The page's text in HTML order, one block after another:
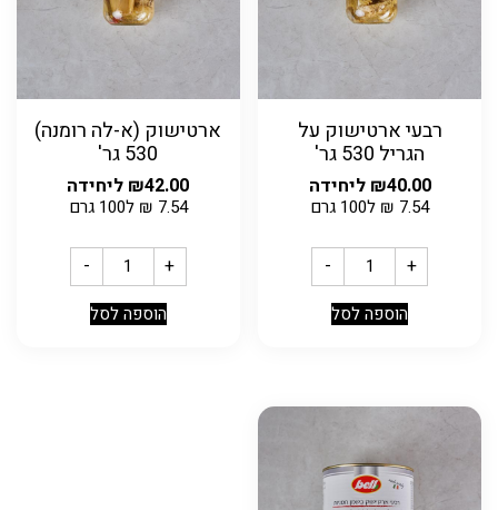
רבעי ארטישוק על
הגריל 530 גר'
₪40.00 ליחידה
7.54
₪ ל100 גרם
- +
הוספה לסל
ארטישוק (א-לה רומנה)
530 גר'
₪42.00 ליחידה
7.54
₪ ל100 גרם
- +
הוספה לסל